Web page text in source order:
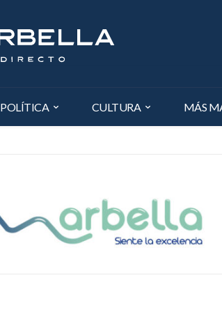
POLÍTICA CULTURA MÁS